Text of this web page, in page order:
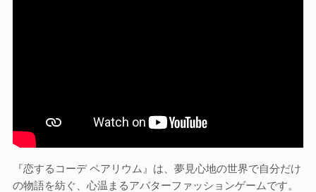
『恋するコーデ ペアリウム』は、夢見心地の世界で自分だけ
の物語を紡ぐ、心温まるアバターファッションゲームです。